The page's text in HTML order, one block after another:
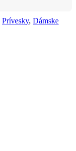
Prívesky, Dámske